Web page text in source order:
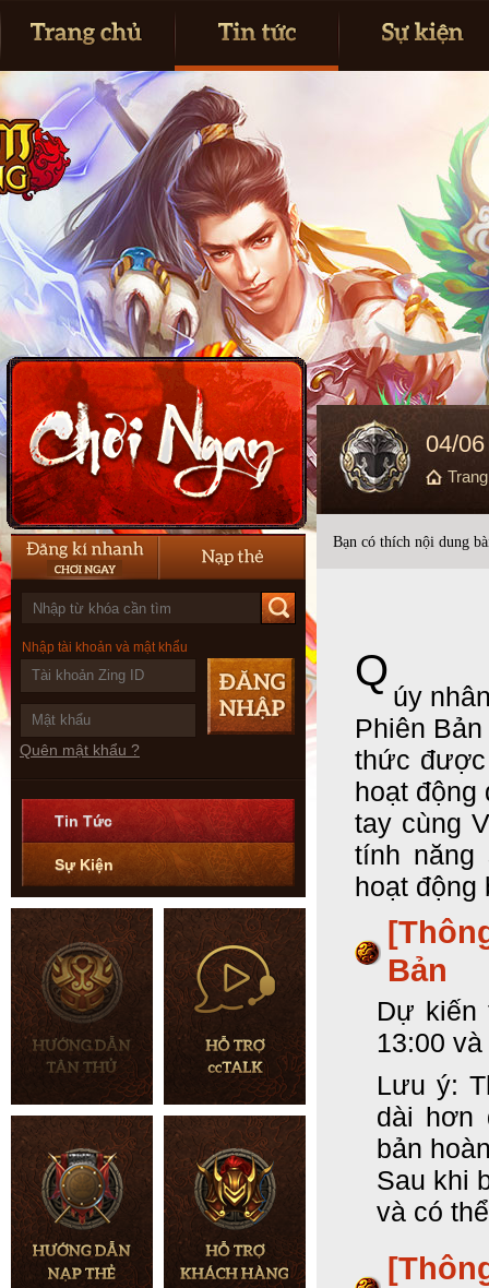
Nhập tài khoản và mật khẩu
Quên mật khẩu ?
Tin Tức
Sự Kiện
04/
Bạn có thích nội dung
Q
úy
Phiên
thức
hoạt động
tay cùng
tính năng
hoạt động
Bản
Dự kiến
13:00
Lưu ý:
dài hơn
bản
Sau khi
và có